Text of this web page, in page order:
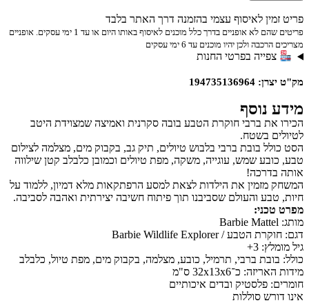
פריט זמין לאיסוף עצמי בהזמנה דרך האתר בלבד
פריטים שהם לא אופניים בדרך כלל מוכנים לאיסוף באותו היום או עד 1 ימי עסקים. אופניים
מצריכים הרכבה ולכן יהיו מוכנים עד 6 ימי עסקים
צפייה בפרטי החנות
מק"ט יצרן: 194735136964
מידע נוסף
הכירו את ברבי חוקרת הטבע בובה סקרנית ואמיצה שמצוידת היטב
לטיולים בשטח.
הסט כולל בובת ברבי בלבוש טיולים, תיק גב, בקבוק מים, מצלמה לצילום
טבע, כובע שמש, עוגייה, משקה, מפת טיולים וכמובן כלבלב קטן שילווה
אותה בדרכה!
המשחק מזמין את הילדות לצאת למסע הרפתקאות מלא דמיון, ללמוד על
חיות, טבע והעולם שסביבנו תוך פיתוח חשיבה יצירתית ואהבה לסביבה.
מפרט טכני:
מותג: Barbie Mattel
דגם: חוקרת הטבע / Barbie Wildlife Explorer
גיל מומלץ: 3+
כולל: בובת ברבי, תרמיל, כובע, מצלמה, בקבוק מים, מפת טיול, כלבלב
מידות האריזה: כ־32x13x6 ס"מ
חומרים: פלסטיק ובדים איכותיים
אינו דורש סוללות